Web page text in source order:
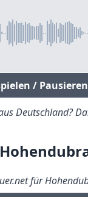
/ Pausieren
Deutschland?
für